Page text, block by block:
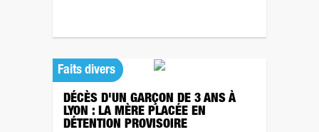
Faits divers
DÉCÈS D'UN GARÇON DE 3 ANS À
LYON : LA MÈRE PLACÉE EN
DÉTENTION PROVISOIRE